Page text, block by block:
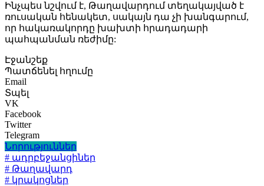
Ինչպես նշվում է, Թաղավարդում տեղակայված է
ռուսական հենակետ, սակայն դա չի խանգարում,
որ հակառակորդը խախտի հրադադարի
պահպանման ռեժիմը:
Էջանշեք
Պատճենել հղումը
Email
Տպել
VK
Facebook
Twitter
Telegram
Նորություններ
# ադրբեջանցիներ
# Թաղավարդ
# կրակոցներ